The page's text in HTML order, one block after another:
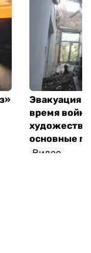
Эвакуация
время
основные
Видео